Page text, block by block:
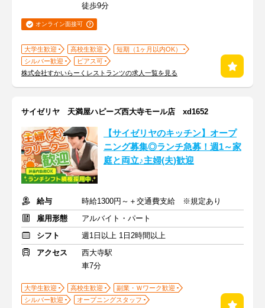
徒歩9分
オンライン面接可
大学生歓迎 高校生歓迎
短期（1ヶ月以内OK）
シルバー歓迎
ピアス可
株式会社すかいらーくレストランツの求人一覧を見る
サイゼリヤ 天満屋ハピーズ西大寺モール店 xd1652
【サイゼリヤのキッチン】オープ
ニング募集◎ランチ急募！週1～家
庭と両立♪主婦(夫)歓迎
給与
時給1300円～＋交通費支給 ※規定あり
雇用形態
アルバイト・パート
シフト
週1日以上 1日2時間以上
アクセス
西大寺駅
車7分
大学生歓迎 高校生歓迎
副業・Ｗワーク歓迎
シルバー歓迎
オープニングスタッフ